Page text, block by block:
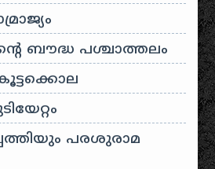
ബൗദ്ധ പശ്ചാത്തലം
പരശുരാമ